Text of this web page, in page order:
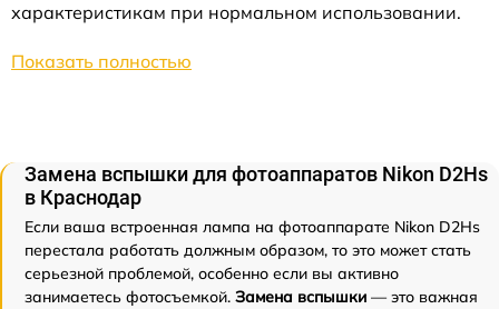
характеристикам при нормальном использовании.
Показать полностью
Замена вспышки для фотоаппаратов Nikon D2Hs
в Краснодар
Если ваша встроенная лампа на фотоаппарате Nikon D2Hs
перестала работать должным образом, то это может стать
серьезной проблемой, особенно если вы активно
занимаетесь фотосъемкой. Замена вспышки — это важная